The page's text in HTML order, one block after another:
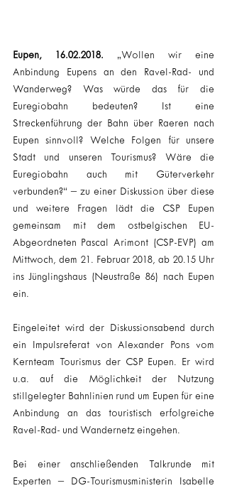
Eupen, 16.02.2018. „Wollen wir eine
Anbindung Eupens an den Ravel-Rad- und
Wanderweg? Was würde das für die
Euregiobahn bedeuten? Ist eine
Streckenführung der Bahn über Raeren nach
Eupen sinnvoll? Welche Folgen für unsere
Stadt und unseren Tourismus? Wäre die
Euregiobahn auch mit Güterverkehr
verbunden?“ – zu einer Diskussion über diese
und weitere Fragen lädt die CSP Eupen
gemeinsam mit dem ostbelgischen EU-
Abgeordneten Pascal Arimont (CSP-EVP) am
Mittwoch, dem 21. Februar 2018, ab 20.15 Uhr
ins Jünglingshaus (Neustraße 86) nach Eupen
ein.
Eingeleitet wird der Diskussionsabend durch
ein Impulsreferat von Alexander Pons vom
Kernteam Tourismus der CSP Eupen. Er wird
u.a. auf die Möglichkeit der Nutzung
stillgelegter Bahnlinien rund um Eupen für eine
Anbindung an das touristisch erfolgreiche
Ravel-Rad- und Wandernetz eingehen.
Bei einer anschließenden Talkrunde mit
Experten – DG-Tourismusministerin Isabelle